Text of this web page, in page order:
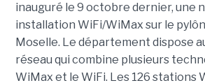
inauguré le 9 octobre dernier, une
installation WiFi/WiMax sur le
Moselle. Le département dispose
réseau qui combine plusieurs
WiMax et le WiFi. Les 126 stations